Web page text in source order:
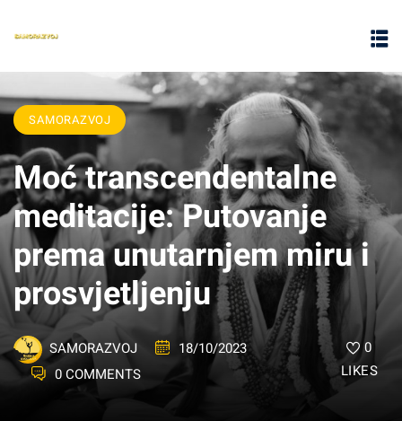
SAMORAZVOJ
Moć transcendentalne
meditacije: Putovanje
prema unutarnjem miru i
prosvjetljenju
SAMORAZVOJ
18/10/2023
0 COMMENTS
0
LIKES